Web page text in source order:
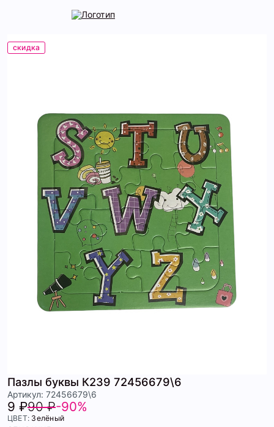
скидка
Пазлы буквы К239 72456679\6
Артикул: 72456679\6
9 ₽90 ₽-90%
ЦВЕТ: Зелёный